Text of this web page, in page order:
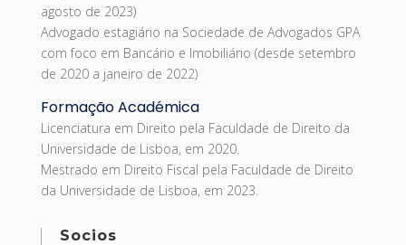
agosto de 2023)
Advogado estagiário na Sociedade de Advogados GPA
com foco em Bancário e Imobiliário (desde setembro
de 2020 a janeiro de 2022)
Formação Académica
Licenciatura em Direito pela Faculdade de Direito da
Universidade de Lisboa, em 2020.
Mestrado em Direito Fiscal pela Faculdade de Direito
da Universidade de Lisboa, em 2023.
Socios